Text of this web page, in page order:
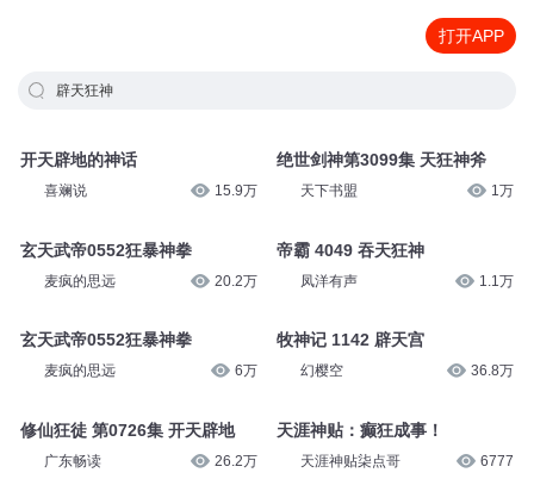
打开APP
辟天狂神
开天辟地的神话
喜斓说 15.9万
玄天武帝0552狂暴神拳
麦疯的思远 20.2万
玄天武帝0552狂暴神拳
麦疯的思远 6万
修仙狂徒 第0726集 开天辟地
广东畅读 26.2万
绝世剑神第3099集 天狂神斧
天下书盟 1万
帝霸 4049 吞天狂神
凤洋有声 1.1万
牧神记 1142 辟天宫
幻樱空 36.8万
天涯神贴：癫狂成事！
天涯神贴柒点哥 6777